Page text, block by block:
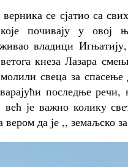
се сјатио са
почивају у овој
владици
кнеза Лазара
свеца за
последње
је важно колику
да је ,, земаљско